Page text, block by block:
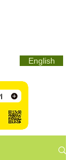
English